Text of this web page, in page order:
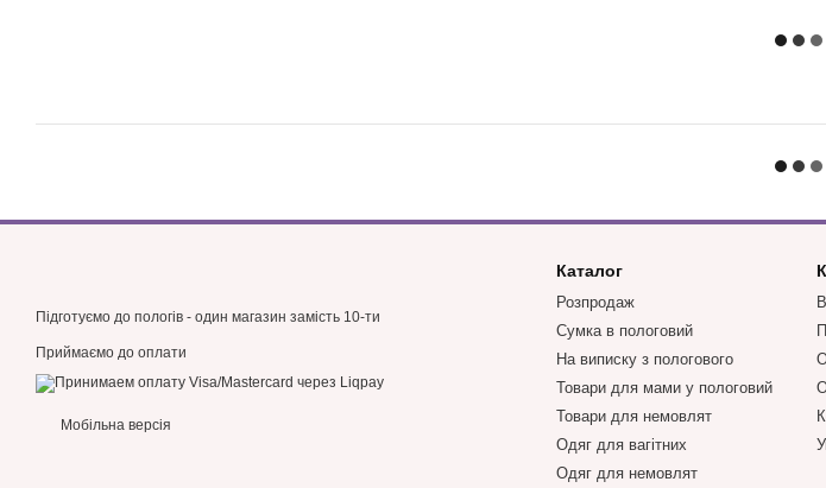
Підготуємо до пологів - один магазин замість 10-ти
Приймаємо до оплати
Мобільна версія
Каталог
Розпродаж
Сумка в пологовий
На виписку з пологового
Товари для мами у пологовий
Товари для немовлят
Одяг для вагітних
Одяг для немовлят